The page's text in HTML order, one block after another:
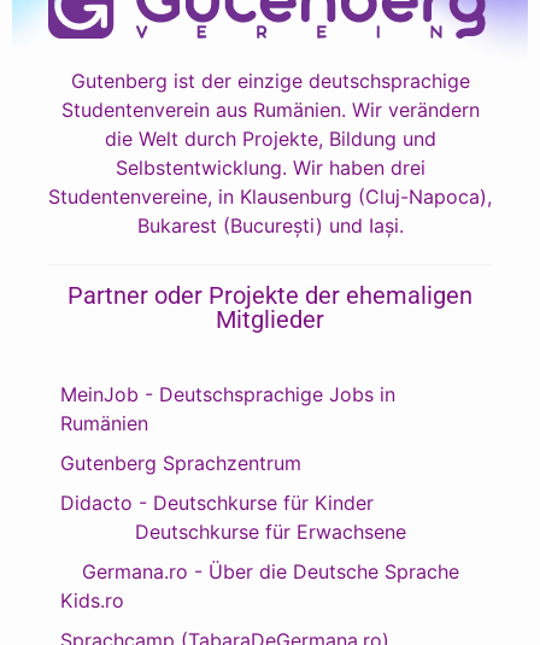
Gutenberg ist der einzige deutschsprachige
Studentenverein aus Rumänien. Wir verändern
die Welt durch Projekte, Bildung und
Selbstentwicklung. Wir haben drei
Studentenvereine, in Klausenburg (Cluj-Napoca),
Bukarest (București) und Iași.
Partner oder Projekte der ehemaligen
Mitglieder
MeinJob - Deutschsprachige Jobs in
Rumänien
Gutenberg Sprachzentrum
Didacto - Deutschkurse für Kinder
Deutschkurse für Erwachsene
Germana.ro - Über die Deutsche Sprache
Kids.ro
Sprachcamp (TabaraDeGermana.ro)